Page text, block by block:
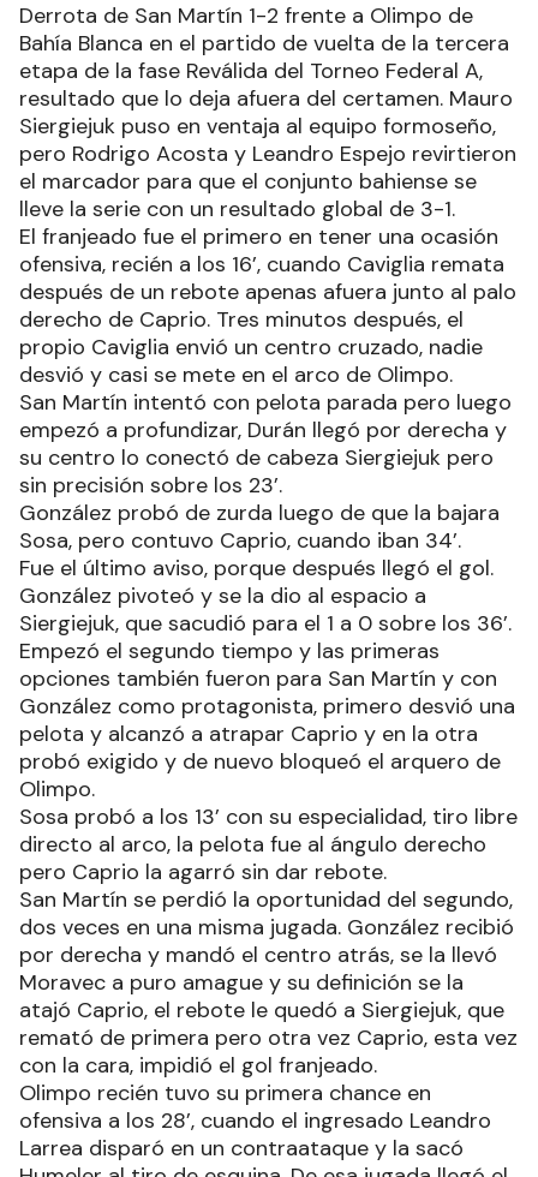
Derrota de San Martín 1-2 frente a Olimpo de
Bahía Blanca en el partido de vuelta de la tercera
etapa de la fase Reválida del Torneo Federal A,
resultado que lo deja afuera del certamen. Mauro
Siergiejuk puso en ventaja al equipo formoseño,
pero Rodrigo Acosta y Leandro Espejo revirtieron
el marcador para que el conjunto bahiense se
lleve la serie con un resultado global de 3-1.
El franjeado fue el primero en tener una ocasión
ofensiva, recién a los 16’, cuando Caviglia remata
después de un rebote apenas afuera junto al palo
derecho de Caprio. Tres minutos después, el
propio Caviglia envió un centro cruzado, nadie
desvió y casi se mete en el arco de Olimpo.
San Martín intentó con pelota parada pero luego
empezó a profundizar, Durán llegó por derecha y
su centro lo conectó de cabeza Siergiejuk pero
sin precisión sobre los 23’.
González probó de zurda luego de que la bajara
Sosa, pero contuvo Caprio, cuando iban 34’.
Fue el último aviso, porque después llegó el gol.
González pivoteó y se la dio al espacio a
Siergiejuk, que sacudió para el 1 a 0 sobre los 36’.
Empezó el segundo tiempo y las primeras
opciones también fueron para San Martín y con
González como protagonista, primero desvió una
pelota y alcanzó a atrapar Caprio y en la otra
probó exigido y de nuevo bloqueó el arquero de
Olimpo.
Sosa probó a los 13’ con su especialidad, tiro libre
directo al arco, la pelota fue al ángulo derecho
pero Caprio la agarró sin dar rebote.
San Martín se perdió la oportunidad del segundo,
dos veces en una misma jugada. González recibió
por derecha y mandó el centro atrás, se la llevó
Moravec a puro amague y su definición se la
atajó Caprio, el rebote le quedó a Siergiejuk, que
remató de primera pero otra vez Caprio, esta vez
con la cara, impidió el gol franjeado.
Olimpo recién tuvo su primera chance en
ofensiva a los 28’, cuando el ingresado Leandro
Larrea disparó en un contraataque y la sacó